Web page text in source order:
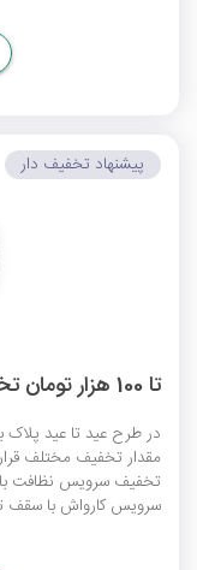
تا 100 هزار تومان تخفیف در طرح عید تا عید پلاک
در طرح عید تا عید
سرویس کارواش با
پیشنهاد تخفیف دار